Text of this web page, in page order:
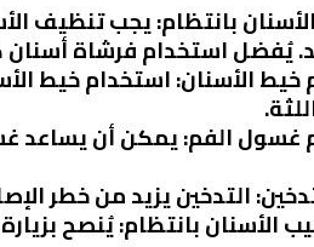
بانتظام: يجب تنظيف
يُفضل استخدام فرشاة
خيط الأسنان: استخدام خيط
غسول الفم: يمكن أن يساعد
: التدخين يزيد من خطر
الأسنان بانتظام: يُنصح بزيارة طبيب الأسنان كل 6